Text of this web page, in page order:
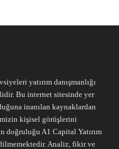
yatırım danışmanlığı
Bu internet sitesinde yer
inanılan kaynaklardan
kişisel görüşlerini
doğruluğu A1 Capital Yatırım
Analiz, fikir ve